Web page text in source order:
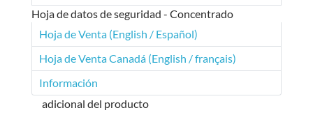
Hoja de datos de seguridad - Concentrado
Hoja de Venta (English / Español)
Hoja de Venta Canadá (English / français)
Información
adicional del producto